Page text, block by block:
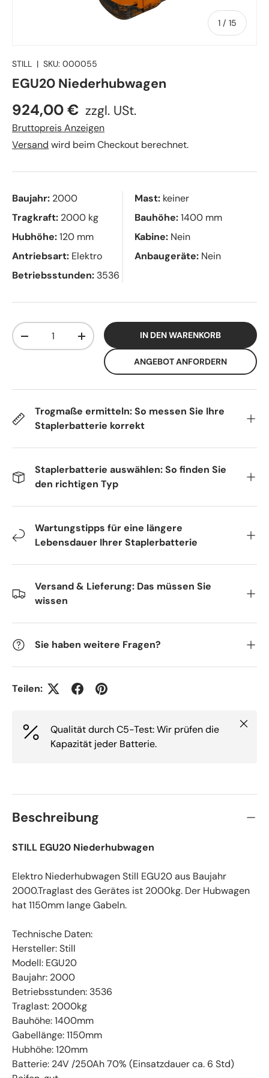
1 / von
15
STILL | SKU: 000055
EGU20 Niederhubwagen
924,00 € zzgl. USt.
Bruttopreis Anzeigen
Versand wird beim Checkout berechnet.
Baujahr: 2000
Tragkraft:
2000 kg
Hubhöhe:
120 mm
Antriebsart: Elektro
Betriebsstunden: 3536
Mast: keiner
Bauhöhe:
1400 mm
Kabine: Nein
Anbaugeräte: Nein
Anzahl
-
+ IN DEN WARENKORB
ANGEBOT ANFORDERN
Trogmaße ermitteln: So messen Sie Ihre
Staplerbatterie korrekt
Staplerbatterie auswählen: So finden Sie
den richtigen Typ
Wartungstipps für eine längere
Lebensdauer Ihrer Staplerbatterie
Versand & Lieferung: Das müssen Sie
wissen
Sie haben weitere Fragen?
Teilen:
Qualität durch C5-Test: Wir prüfen die
Kapazität jeder Batterie.
Beschreibung
STILL EGU20 Niederhubwagen
Elektro Niederhubwagen Still EGU20 aus Baujahr
2000.Traglast des Gerätes ist 2000kg. Der Hubwagen
hat 1150mm lange Gabeln.
Technische Daten:
Hersteller: Still
Modell: EGU20
Baujahr: 2000
Betriebsstunden: 3536
Traglast: 2000kg
Bauhöhe: 1400mm
Gabellänge: 1150mm
Hubhöhe: 120mm
Batterie: 24V /250Ah 70% (Einsatzdauer ca. 6 Std)